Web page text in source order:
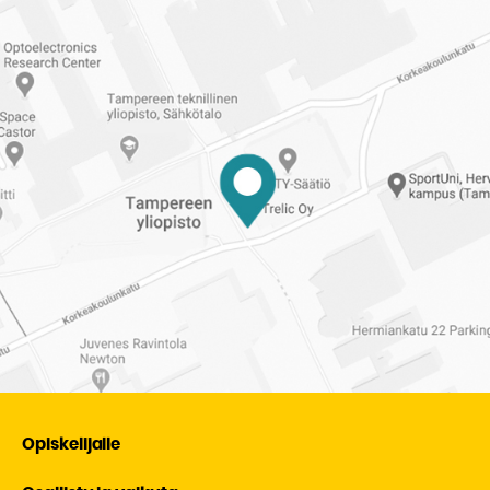
ylioppilaskuntaan
Opiskelijalle